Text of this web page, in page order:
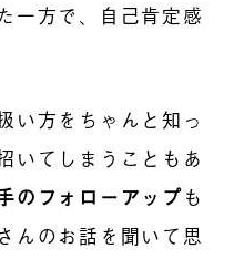
一方で、自己肯定感
い方をちゃんと知っ
いてしまうこともあ
のフォローアップも
んのお話を聞いて思